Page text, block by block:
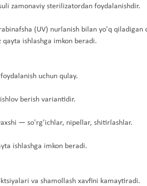
zamonaviy sterilizatordan foydalanishdir.
(UV) nurlanish bilan yo'q qiladigan
ishlashga imkon beradi.
uchun qulay.
berish variantidir.
— so'rg'ichlar, nipellar, shitirlashlar.
ishlashga imkon beradi.
va shamollash xavfini kamaytiradi.